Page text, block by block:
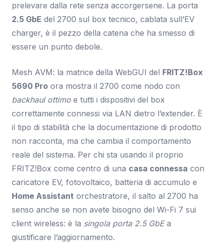
prelevare dalla rete senza accorgersene. La porta
2.5 GbE del 2700 sul box tecnico, cablata sull’EV
charger, è il pezzo della catena che ha smesso di
essere un punto debole.
Mesh AVM: la matrice della WebGUI del FRITZ!Box
5690 Pro ora mostra il 2700 come nodo con
backhaul ottimo e tutti i dispositivi del box
correttamente connessi via LAN dietro l’extender. È
il tipo di stabilità che la documentazione di prodotto
non racconta, ma che cambia il comportamento
reale del sistema. Per chi sta usando il proprio
FRITZ!Box come centro di una casa connessa con
caricatore EV, fotovoltaico, batteria di accumulo e
Home Assistant orchestratore, il salto al 2700 ha
senso anche se non avete bisogno del Wi-Fi 7 sui
client wireless: è la singola porta 2.5 GbEa
giustificare l’aggiornamento.